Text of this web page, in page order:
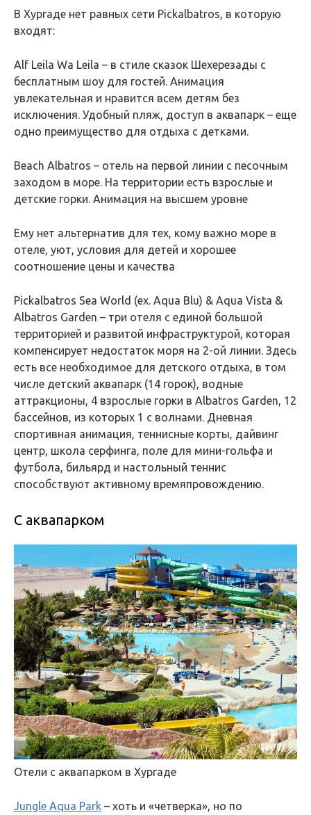
В Хургаде нет равных сети Pickalbatros, в которую
входят:
Alf Leila Wa Leila – в стиле сказок Шехерезады с
бесплатным шоу для гостей. Анимация
увлекательная и нравится всем детям без
исключения. Удобный пляж, доступ в аквапарк – еще
одно преимущество для отдыха с детками.
Beach Albatros – отель на первой линии с песочным
заходом в море. На территории есть взрослые и
детские горки. Анимация на высшем уровне
Ему нет альтернатив для тех, кому важно море в
отеле, уют, условия для детей и хорошее
соотношение цены и качества
Pickalbatros Sea World (ex. Aqua Blu) & Aqua Vista &
Albatros Garden – три отеля с единой большой
территорией и развитой инфраструктурой, которая
компенсирует недостаток моря на 2-ой линии. Здесь
есть все необходимое для детского отдыха, в том
числе детский аквапарк (14 горок), водные
аттракционы, 4 взрослые горки в Albatros Garden, 12
бассейнов, из которых 1 с волнами. Дневная
спортивная анимация, теннисные корты, дайвинг
центр, школа серфинга, поле для мини-гольфа и
футбола, бильярд и настольный теннис
способствуют активному времяпровождению.
С аквапарком
Отели с аквапарком в Хургаде
Jungle Aqua Park – хоть и «четверка», но по